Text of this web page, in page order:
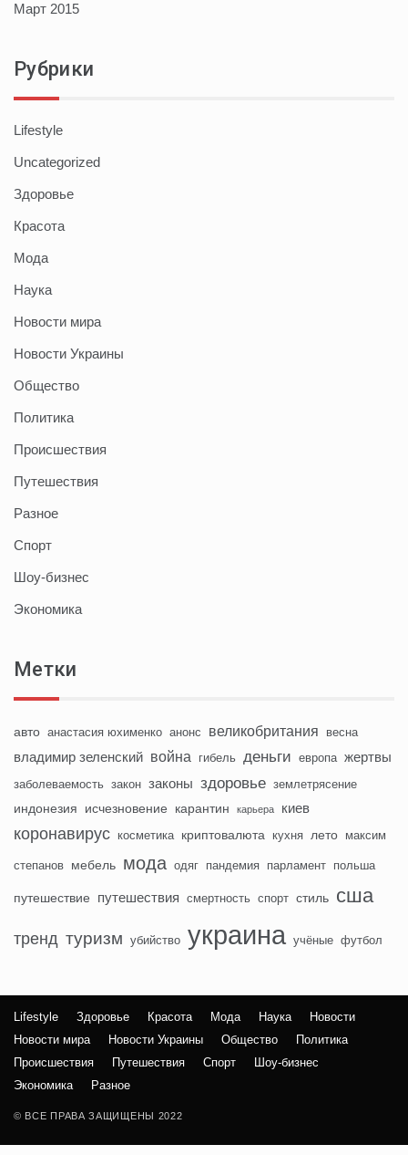
Март 2015
Рубрики
Lifestyle
Uncategorized
Здоровье
Красота
Мода
Наука
Новости мира
Новости Украины
Общество
Политика
Происшествия
Путешествия
Разное
Спорт
Шоу-бизнес
Экономика
Метки
авто анастасия юхименко анонс великобритания весна
владимир зеленский война гибель деньги европа жертвы
заболеваемость закон законы здоровье землетрясение
индонезия исчезновение карантин карьера киев
коронавирус косметика криптовалюта кухня лето максим
степанов мебель мода одяг пандемия парламент польша
путешествие путешествия смертность спорт стиль сша
тренд туризм убийство украина учёные футбол
© ВСЕ ПРАВА ЗАЩИЩЕНЫ 2022
Lifestyle Здоровье Красота Мода Наука
Новости
Новости мира
Новости Украины Общество
Политика
Происшествия
Путешествия Спорт
Шоу-бизнес
Экономика
Разное